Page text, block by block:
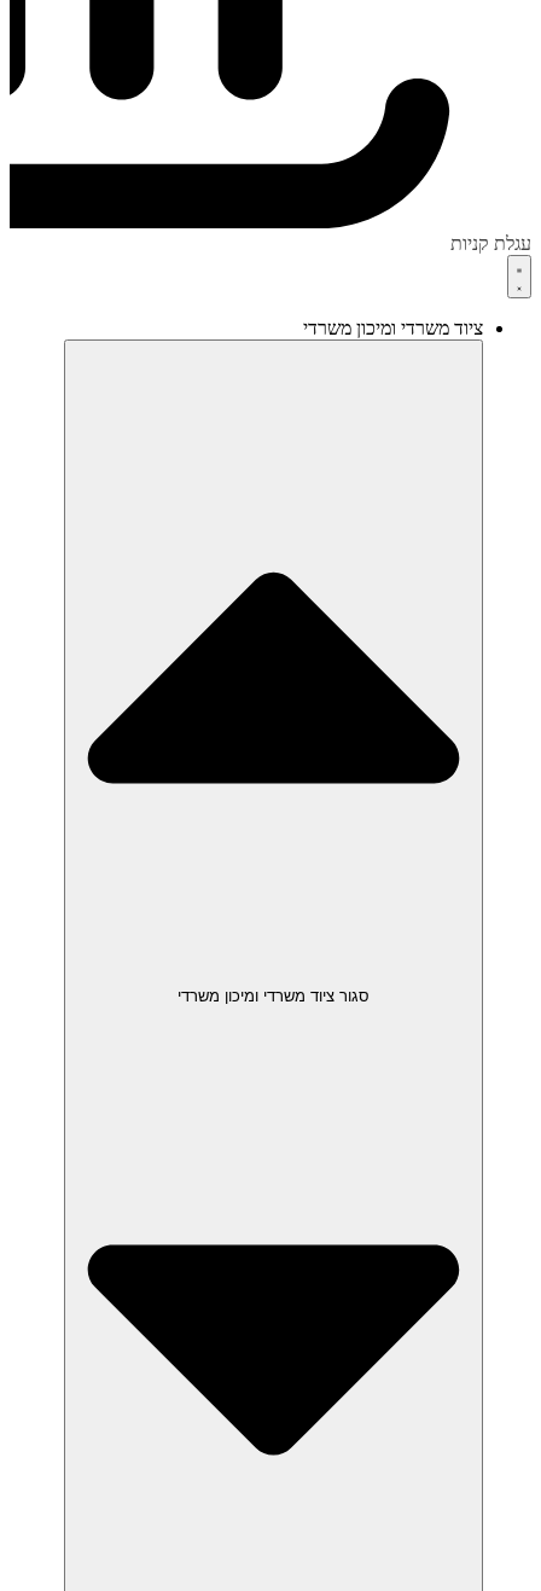
עגלת קניות
ציוד משרדי ומיכון משרדי
סגור ציוד משרדי ומיכון משרדי